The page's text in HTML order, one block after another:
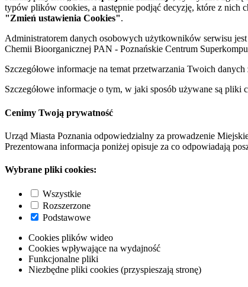
typów plików cookies, a następnie podjąć decyzję, które z nich
"Zmień ustawienia Cookies".
Administratorem danych osobowych użytkowników serwisu
Chemii Bioorganicznej PAN - Poznańskie Centrum
Szczegółowe informacje na temat przetwarzania Twoich
Szczegółowe informacje o tym, w jaki sposób używane są
Cenimy Twoją prywatność
Urząd Miasta Poznania odpowiedzialny za prowadzenie
Prezentowana informacja poniżej opisuje za co odpowiadają
Wybrane pliki cookies:
Wszystkie
Rozszerzone
Podstawowe
Cookies plików wideo
Cookies wpływające na wydajność
Funkcjonalne pliki
Niezbędne pliki cookies (przyspieszają stronę)